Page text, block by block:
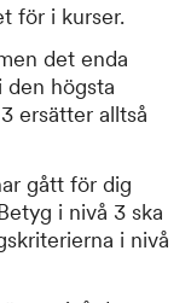
för i kurser.
det enda
högsta
ersätter alltså
gått för dig
i nivå 3 ska
i nivå